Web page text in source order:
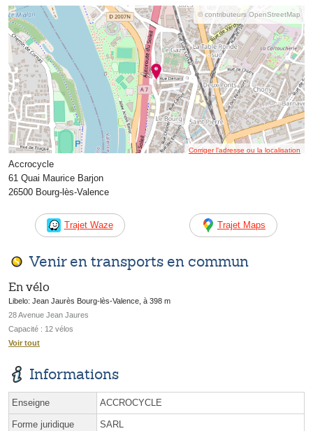
© contributeurs OpenStreetMap
Corriger l’adresse ou la localisation
Accrocycle
61 Quai Maurice Barjon
26500 Bourg-lès-Valence
Trajet Waze Trajet Maps
Venir en transports en commun
En vélo
Libelo: Jean Jaurès Bourg-lès-Valence, à 398 m
28 Avenue Jean Jaures
Capacité : 12 vélos
Voir tout
Informations
Enseigne ACCROCYCLE
Forme juridique SARL